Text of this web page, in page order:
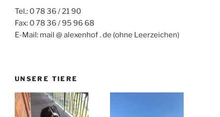
Tel.: 0 78 36 / 21 90
Fax: 0 78 36 / 95 96 68
E-Mail: mail @ alexenhof . de (ohne Leerzeichen)
UNSERE TIERE